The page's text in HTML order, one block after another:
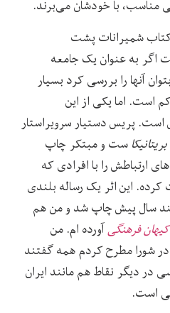
مناسب، با خودشان می‌برند.
شمیرانات پشت
به عنوان یک جامعه
آنها را بررسی کرد بسیار
است. اما یکی از این
است. پریس دستیار سرویراستار
ست و مبتکر چاپ
ارتباطش را با افرادی که
این اثر یک رساله بلندی
سال پیش چاپ شد و من هم
کیهان فرهنگیآورده ام. من
شورا مطرح کردم همه گفتند
در دیگر نقاط هم مانند ایران
است.